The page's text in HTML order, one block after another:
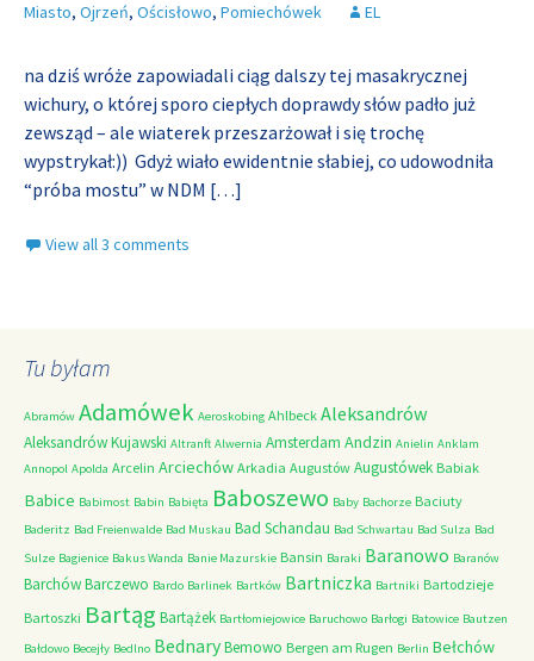
Miasto, Ojrzeń, Ościsłowo, Pomiechówek EL
na dziś wróże zapowiadali ciąg dalszy tej masakrycznej
wichury, o której sporo ciepłych doprawdy słów padło już
zewsząd – ale wiaterek przeszarżował i się trochę
wypstrykał:)) Gdyż wiało ewidentnie słabiej, co udowodniła
“próba mostu” w NDM […]
View all 3 comments
Tu byłam
Abramów Adamówek Aeroskobing Ahlbeck Aleksandrów
Aleksandrów Kujawski Altranft Alwernia Amsterdam Andzin Anielin Anklam
Annopol Apolda Arcelin Arciechów Arkadia Augustów Augustówek Babiak
Babice Babimost Babin Babięta Baboszewo Baby Bachorze Baciuty
Baderitz Bad Freienwalde Bad Muskau Bad Schandau Bad Schwartau Bad Sulza Bad
Sulze Bagienice Bakus Wanda Banie Mazurskie Bansin Baraki Baranowo Baranów
BarchówBarczewo Bardo Barlinek Bartków Bartniczka Bartniki Bartodzieje
Bartoszki Bartąg Bartążek Bartłomiejowice Baruchowo Barłogi Batowice Bautzen
Bałdowo Becejły Bedlno BednaryBemowo Bergen am Rugen Berlin Bełchów